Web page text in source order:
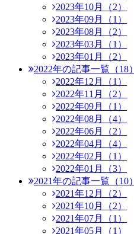
2023年10月（2）
2023年09月（1）
2023年08月（2）
2023年03月（1）
2023年01月（2）
2022年の記事一覧（18）
2022年12月（1）
2022年11月（2）
2022年09月（1）
2022年08月（4）
2022年06月（2）
2022年04月（4）
2022年02月（1）
2022年01月（3）
2021年の記事一覧（10）
2021年12月（2）
2021年10月（2）
2021年07月（1）
2021年05月（1）